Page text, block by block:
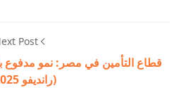
Post
قطاع التأمين في مصر: نمو مدفوع
(رانديفو 2025)